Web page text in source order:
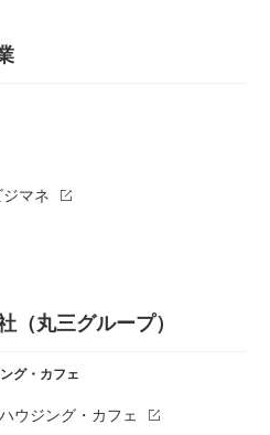
マネ
（丸三グループ）
グ・カフェ
ウジング・カフェ